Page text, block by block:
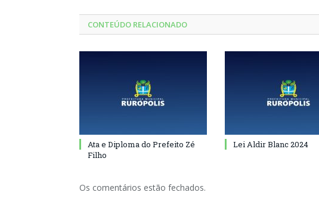
CONTEÚDO RELACIONADO
Ata e Diploma do Prefeito Zé
Filho
Lei Aldir Blanc 2024
Os comentários estão fechados.